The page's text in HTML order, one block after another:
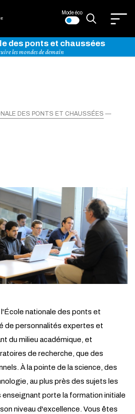
Mode éco
des ponts et chaussées
les mondes de demain
DES PONTS ET CHAUSSÉES
nationale des ponts et
de personnalités expertes et
du milieu académique, et
de recherche, que des
À la pointe de la science, des
au plus près des sujets les
enseignant porte la formation initiale
niveau d'excellence. Vous êtes